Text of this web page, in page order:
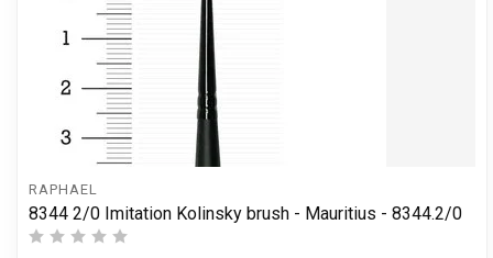
RAPHAEL
8344 2/0 Imitation Kolinsky brush - Mauritius - 8344.2/0